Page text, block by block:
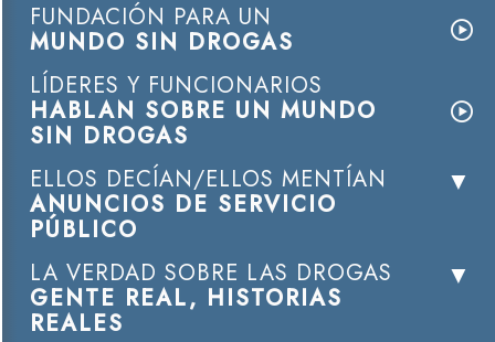
FUNDACIÓN PARA UN
MUNDO SIN DROGAS
LÍDERES Y FUNCIONARIOS
HABLAN SOBRE UN MUNDO
SIN DROGAS
ELLOS DECÍAN/ELLOS MENTÍAN
ANUNCIOS DE SERVICIO
PÚBLICO
LA VERDAD SOBRE LAS DROGAS
GENTE REAL, HISTORIAS
REALES